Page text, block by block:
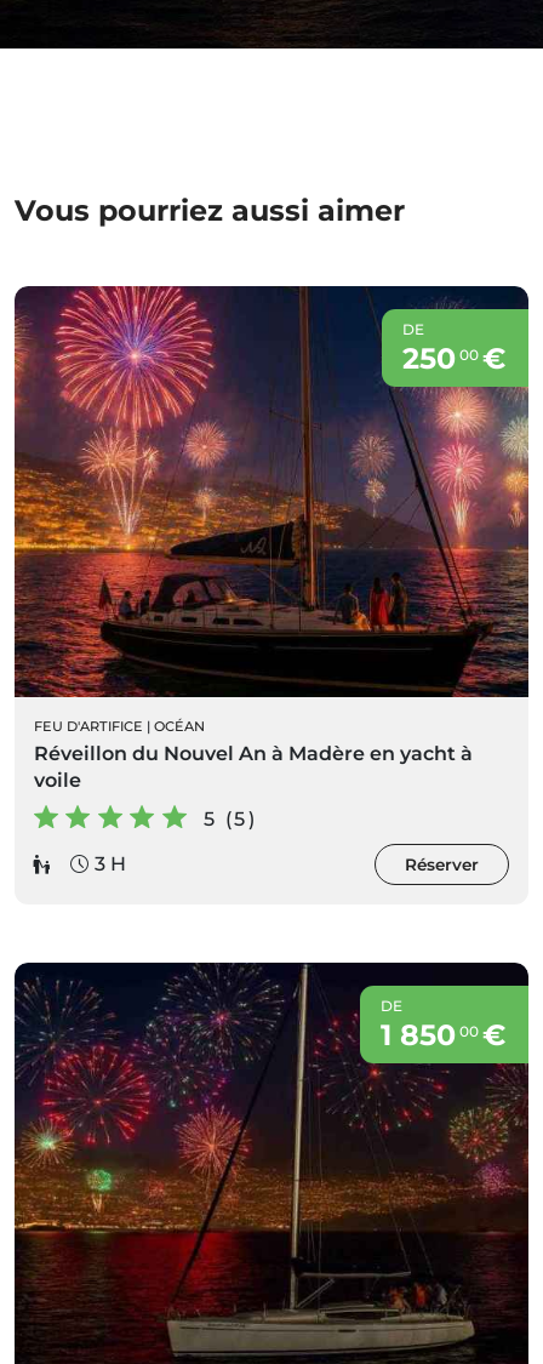
Vous pourriez aussi aimer
DE
250 00€
FEU D'ARTIFICE | OCÉAN
Réveillon du Nouvel An à Madère en yacht à
voile
5 (5)
3 H
Réserver
DE
1 850 00€